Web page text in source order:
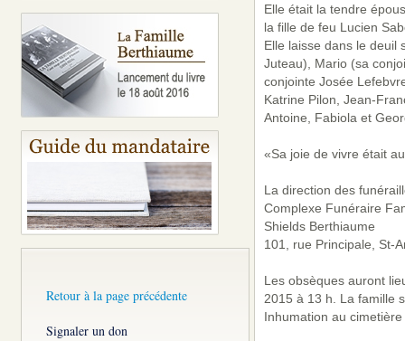
Retour à la page précédente
Signaler un don
Elle était la tendre
la fille de feu Lucien
Elle laisse dans le deuil
Juteau), Mario (sa
conjointe Josée
Katrine Pilon, Jean-
Antoine, Fabiola et
«Sa joie de vivre était
La direction des
Complexe Funéraire
Shields Berthiaume
101, rue Principale, St-
Les obsèques auront
2015 à 13 h. La famille
Inhumation au